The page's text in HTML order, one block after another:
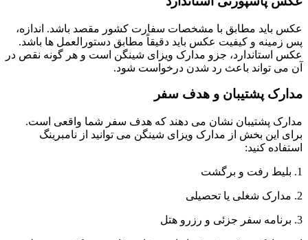
عکس باید مطابق با مشخصات سفارت کشور مقصد باشد. اندازه،
پس زمینه و کیفیت عکس باید دقیقاً مطابق دستورالعمل ها باشد.
عکس استاندارد، جزو مدارک ویزای شینگن است و هر گونه نقص در
آن می تواند باعث رد شدن درخواست شود.
مدارک پشتیبان و هدف سفر
مدارک پشتیبان نشان می دهند که هدف سفر شما واقعی است.
برای این بخش از مدارک ویزای شینگن می توانید از نامبرینگ
استفاده کنید:
1. بلیط رفت و برگشت
2. مدارک شغلی یا تحصیلی
3. برنامه سفر جزئی و رزرو هتل